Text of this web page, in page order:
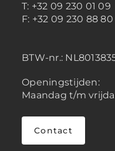
T: +32 09 230 01 09
F: +32 09 230 88 80
BTW-nr.:
Openingstijden:
Maandag t/m
Contact